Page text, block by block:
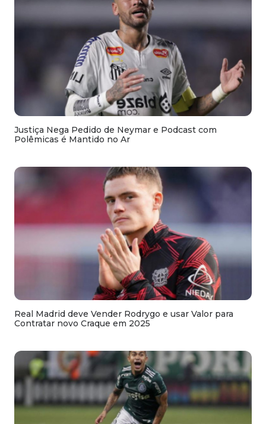
Justiça Nega Pedido de Neymar e Podcast com
Polêmicas é Mantido no Ar
Real Madrid deve Vender Rodrygo e usar Valor para
Contratar novo Craque em 2025